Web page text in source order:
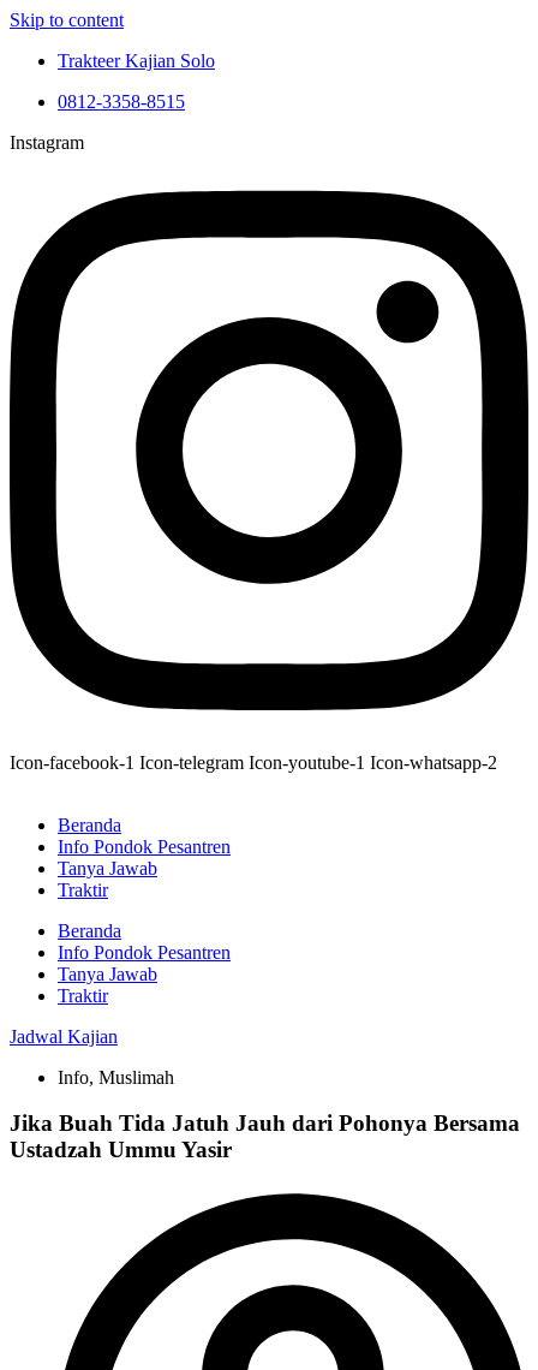
Skip to content
Trakteer Kajian Solo
0812-3358-8515
Instagram
Icon-facebook-1 Icon-telegram Icon-youtube-1 Icon-whatsapp-2
Beranda
Info Pondok Pesantren
Tanya Jawab
Traktir
Beranda
Info Pondok Pesantren
Tanya Jawab
Traktir
Jadwal Kajian
Info, Muslimah
Jika Buah Tida Jatuh Jauh dari Pohonya Bersama
Ustadzah Ummu Yasir